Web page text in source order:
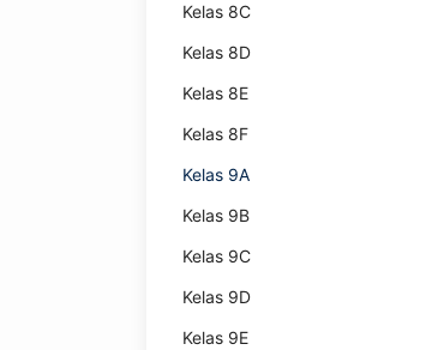
Kelas 8C
Kelas 8D
Kelas 8E
Kelas 8F
Kelas 9A
Kelas 9B
Kelas 9C
Kelas 9D
Kelas 9E